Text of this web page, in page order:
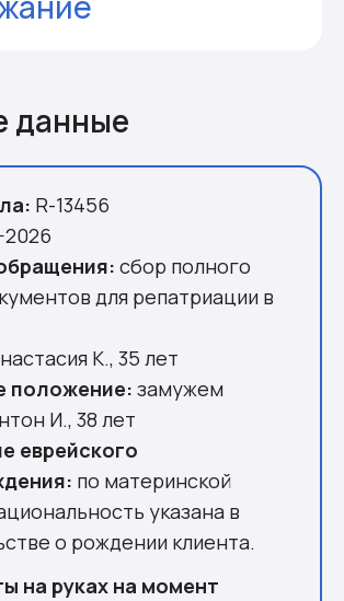
семьи
и нерешительность
правда, которая
из разрозненных листов
к консульской проверке
проверка
адаптация
итог кейса R-13456
данные
R-13456
сбор полного
для репатриации в
К., 35 лет
положение: замужем
И., 38 лет
еврейского
по материнской
указана в
о рождении клиента.
на руках на момент